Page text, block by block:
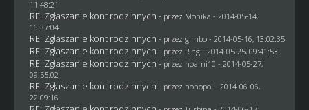
11:48:21
RE: Zgłaszanie kont rodzinnych - przez Monika - 2014-05-14,
16:37:04
RE: Zgłaszanie kont rodzinnych - przez gimbo- 2014-05-16, 13:02:35
RE: Zgłaszanie kont rodzinnych - przez Ring- 2014-05-25, 09:41:53
RE: Zgłaszanie kont rodzinnych - przez noami10 - 2014-05-27,
09:55:02
RE: Zgłaszanie kont rodzinnych - przez nonopol - 2014-06-06,
22:09:16